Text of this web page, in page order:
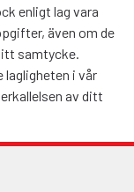
enligt lag vara
även om de
samtycke.
i vår
av ditt